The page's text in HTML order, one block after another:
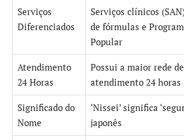
Serviços
Diferenciados
Serviços clínicos
de fórmulas e
Popular
Atendimento
24 Horas
Possui a maior rede
atendimento 24 horas
Significado do
Nome
‘Nissei’ significa
japonês